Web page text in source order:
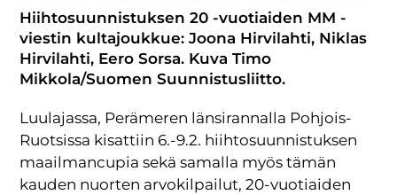
Hiihtosuunnistuksen 20 -vuotiaiden MM -
viestin kultajoukkue: Joona Hirvilahti, Niklas
Hirvilahti, Eero Sorsa. Kuva Timo
Mikkola/Suomen Suunnistusliitto.
Luulajassa, Perämeren länsirannalla Pohjois-
Ruotsissa kisattiin 6.-9.2. hiihtosuunnistuksen
maailmancupia sekä samalla myös tämän
kauden nuorten arvokilpailut, 20-vuotiaiden